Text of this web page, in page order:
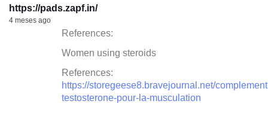
https://pads.zapf.in/
4 meses ago
References:
Women using steroids
References:
https://storegeese8.bravejournal.net/
testosterone-pour-la-musculation